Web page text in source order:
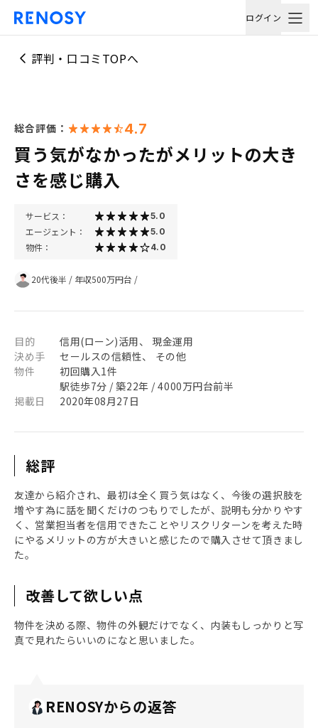
ログイン
評判・口コミTOPへ
総合評価： 4.7
買う気がなかったがメリットの大き
さを感じ購入
サービス： 5.0
エージェント： 5.0
物件： 4.0
20代後半 / 年収500万円台 /
目的
信用(ローン)活用、 現金運用
決め手
セールスの信頼性、 その他
物件
初回購入1件
駅徒歩7分 / 築22年 / 4000万円台前半
掲載日
2020年08月27日
総評
友達から紹介され、最初は全く買う気はなく、今後の選択肢を
増やす為に話を聞くだけのつもりでしたが、説明も分かりやす
く、営業担当者を信用できたことやリスクリターンを考えた時
にやるメリットの方が大きいと感じたので購入させて頂きまし
た。
改善して欲しい点
物件を決める際、物件の外観だけでなく、内装もしっかりと写
真で見れたらいいのになと思いました。
RENOSYからの返答